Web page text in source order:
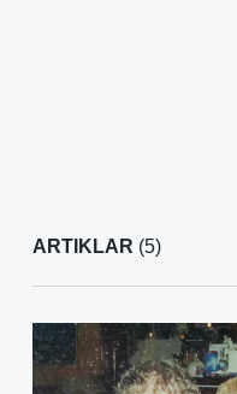
ARTIKLAR (5)